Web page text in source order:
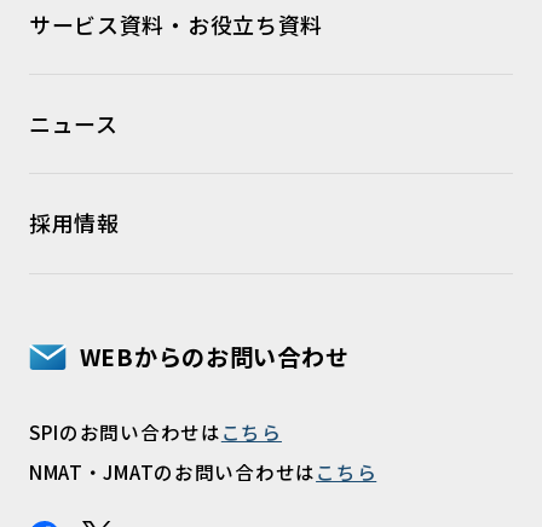
サービス資料・お役立ち資料
ニュース
採用情報
WEBからのお問い合わせ
SPIのお問い合わせはこちら
NMAT・JMATのお問い合わせはこちら